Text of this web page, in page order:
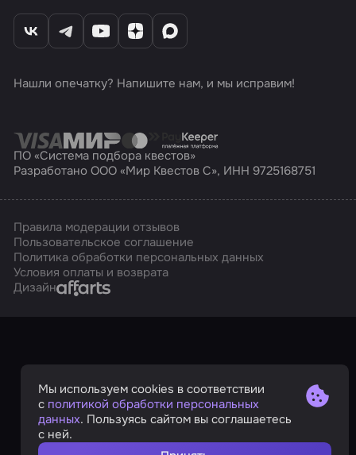
Нашли опечатку? Напишите нам, и мы исправим!
ПО «Система подбора квестов»
Разработано ООО «Мир Квестов С», ИНН 9725168751
Правила модерации отзывов
Пользовательское соглашение
Политика обработки персональных данных
Условия оплаты и возврата
ДизайнAffarts
Мы используем cookies в соответствии
с политикой обработки персональных
данных. Пользуясь сайтом вы соглашаетесь
с ней.